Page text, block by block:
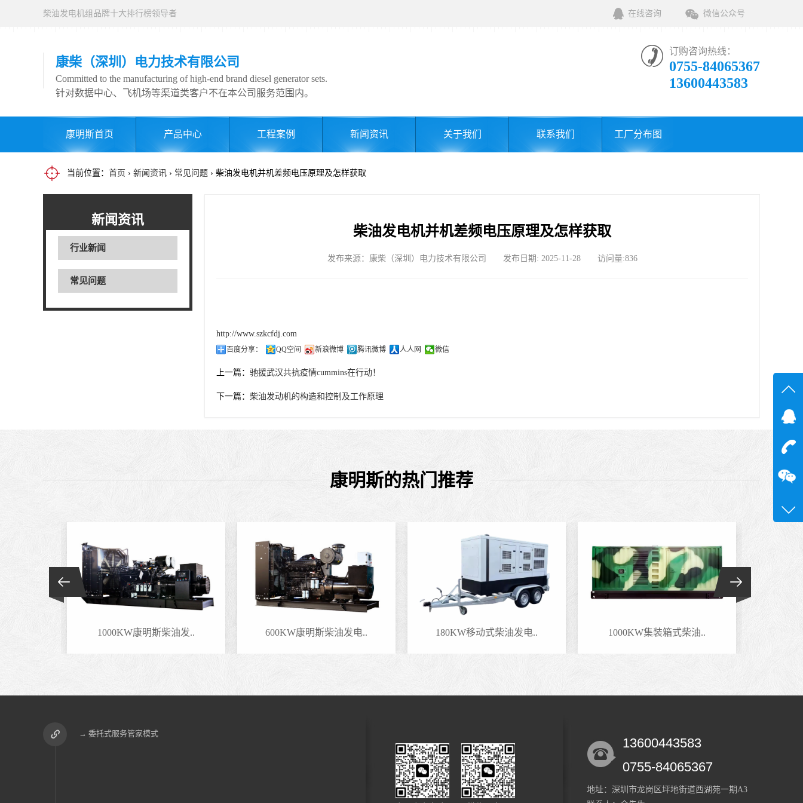
柴油发电机组品牌十大排行榜领导者 在线咨询 微信公众号
康柴（深圳）电力技术有限公司
Committed to the manufacturing of high-end brand diesel generator sets.
针对数据中心、飞机场等渠道类客户不在本公司服务范围内。
订购咨询热线：
0755-84065367
13600443583
康明斯首页 产品中心 工程案例 新闻资讯 关于我们 联系我们 工厂分布图
当前位置： 首页 › 新闻资讯 › 常见问题 › 柴油发电机并机差频电压原理及怎样获取
新闻资讯
行业新闻
常见问题
柴油发电机并机差频电压原理及怎样获取
发布来源：康柴（深圳）电力技术有限公司 发布日期: 2025-11-28 访问量:836
http://www.szkcfdj.com
百度分享： QQ空间 新浪微博 腾讯微博 人人网 微信
上一篇： 驰援武汉共抗疫情cummins在行动！
下一篇： 柴油发动机的构造和控制及工作原理
康明斯的热门推荐
1000KW康明斯柴油发.. 600KW康明斯柴油发电.. 180KW移动式柴油发电.. 1000KW集装箱式柴油..
→ 委托式服务管家模式
13600443583
0755-84065367
地址：深圳市龙岗区坪地街道西湖苑一期A3
在线
在
咨询